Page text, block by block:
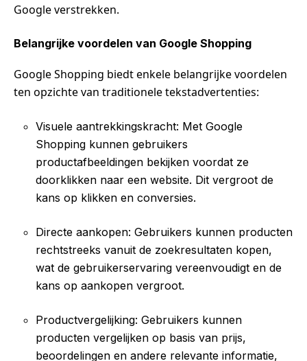
Google verstrekken.
Belangrijke voordelen van Google Shopping
Google Shopping biedt enkele belangrijke voordelen
ten opzichte van traditionele tekstadvertenties:
Visuele aantrekkingskracht: Met Google
Shopping kunnen gebruikers
productafbeeldingen bekijken voordat ze
doorklikken naar een website. Dit vergroot de
kans op klikken en conversies.
Directe aankopen: Gebruikers kunnen producten
rechtstreeks vanuit de zoekresultaten kopen,
wat de gebruikerservaring vereenvoudigt en de
kans op aankopen vergroot.
Productvergelijking: Gebruikers kunnen
producten vergelijken op basis van prijs,
beoordelingen en andere relevante informatie,